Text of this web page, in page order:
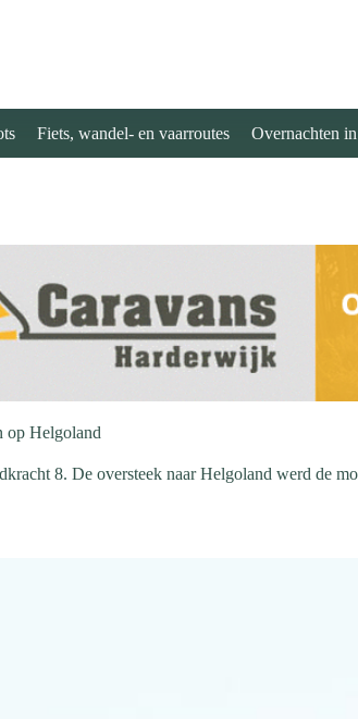
Fiets, wandel- en vaarroutes Overnachten
op Helgoland
8. De oversteek naar Helgoland werd de